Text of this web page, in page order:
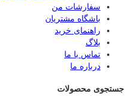
سفارشات من
باشگاه مشتریان
راهنمای خرید
بلاگ
تماس با ما
درباره ما
جستجوی محصولات